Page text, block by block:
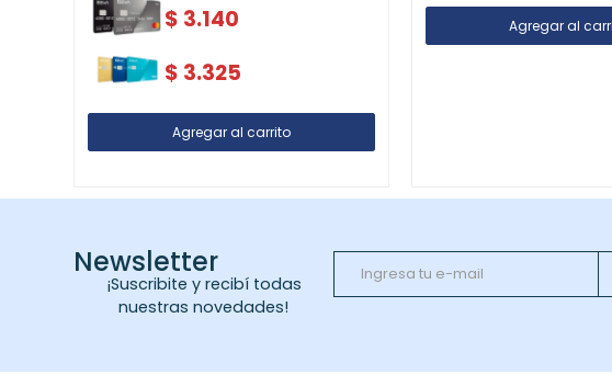
$ 3.140
$ 3.325
Newsletter
¡Suscribite y recibí todas
nuestras novedades!